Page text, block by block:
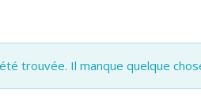
trouvée. Il manque quelque